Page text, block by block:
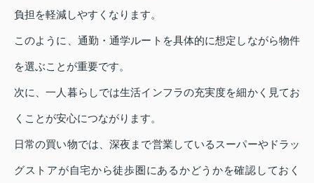
負担を軽減しやすくなります。
このように、通勤・通学ルートを具体的に想定しながら物件
を選ぶことが重要です。
次に、一人暮らしでは生活インフラの充実度を細かく見てお
くことが安心につながります。
日常の買い物では、深夜まで営業しているスーパーやドラッ
グストアが自宅から徒歩圏にあるかどうかを確認しておく